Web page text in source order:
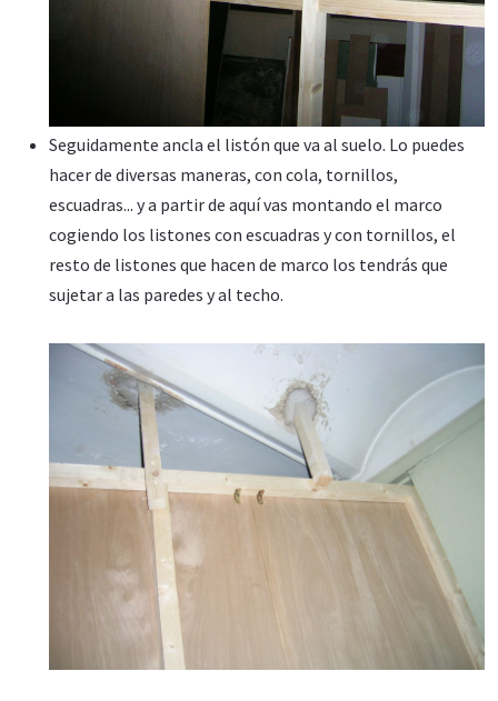
Seguidamente ancla el listón que va al suelo. Lo puedes
hacer de diversas maneras, con cola, tornillos,
escuadras... y a partir de aquí vas montando el marco
cogiendo los listones con escuadras y con tornillos, el
resto de listones que hacen de marco los tendrás que
sujetar a las paredes y al techo.